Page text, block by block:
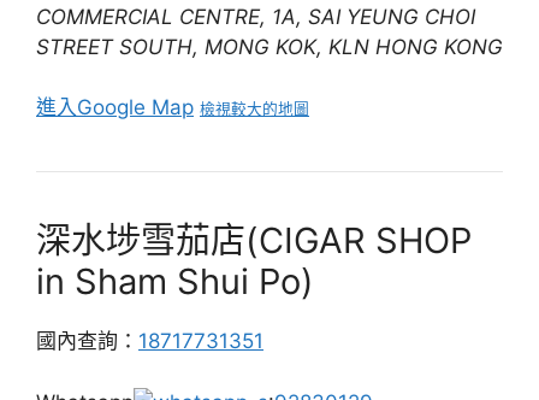
COMMERCIAL CENTRE, 1A, SAI YEUNG CHOI
STREET SOUTH, MONG KOK, KLN HONG KONG
進入Google Map 檢視較大的地圖
深水埗雪茄店(CIGAR SHOP
in Sham Shui Po)
國內查詢： 18717731351